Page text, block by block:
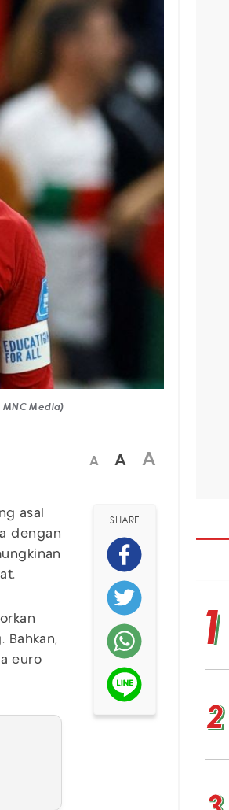
MNC Media)
A A A
asal
dengan
Bahkan,
euro
SHARE